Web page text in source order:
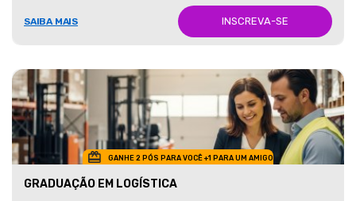
SAIBA MAIS INSCREVA-SE
GANHE 2 PÓS PARA VOCÊ +1 PARA UM AMIGO
GRADUAÇÃO EM LOGÍSTICA